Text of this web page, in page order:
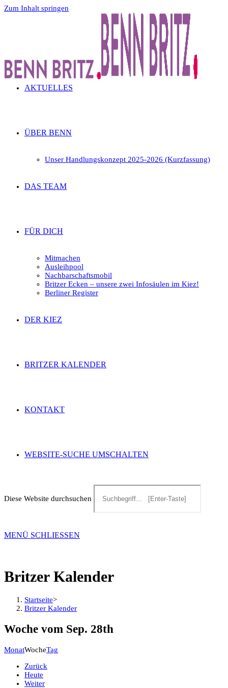
Zum Inhalt springen
AKTUELLES
ÜBER BENN
Unser Handlungskonzept 2025-2026 (Kurzfassung)
DAS TEAM
FÜR DICH
Mitmachen
Ausleihpool
Nachbarschaftsmobil
Britzer Ecken – unsere zwei Infosäulen im Kiez!
Berliner Register
DER KIEZ
BRITZER KALENDER
KONTAKT
WEBSITE-SUCHE UMSCHALTEN
Diese Website durchsuchen
MENÜ SCHLIESSEN
Britzer Kalender
Startseite>
Britzer Kalender
Woche vom Sep. 28th
MonatWocheTag
Zurück
Heute
Weiter